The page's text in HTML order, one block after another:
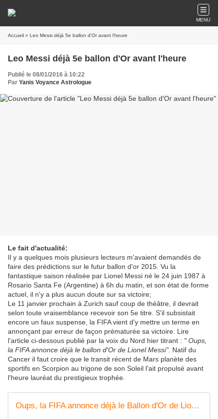
MENU
Accueil » Leo Messi déjà 5e ballon d'Or avant l'heure
Leo Messi déjà 5e ballon d'Or avant l'heure
Publié le 08/01/2016 à 10:22
Par Yanis Voyance Astrologue
Le fait d'actualité:
Il y a quelques mois plusieurs lecteurs m'avaient demandés de
faire des prédictions sur le futur ballon d'or 2015. Vu la
fantastique saison réalisée par Lionel Messi né le 24 juin 1987 à
Rosario Santa Fe (Argentine) à 6h du matin, et son état de forme
actuel, il n'y a plus aucun doute sur sa victoire;
Le 11 janvier prochain à Zurich sauf coup de théâtre, il devrait
selon toute vraisemblance recevoir son 5e titre. S'il subsistait
encore un faux suspense, la FIFA vient d'y mettre un terme en
annonçant par erreur de façon prématurée sa victoire. Lire
l'article ci-dessous publié par la voix du Nord hier titrant : " Oups,
la FIFA annonce déjà le ballon d'Or de Lionel Messi". Natif du
Cancer il faut croire que le transit récent de Mars planète des
sportifs en Scorpion au trigone de son Soleil l'ait propulsé avant
l'heure lauréat du prestigieux trophée.
Oups, la FIFA annonce déjà le Ballon d'Or de Lionel Messi